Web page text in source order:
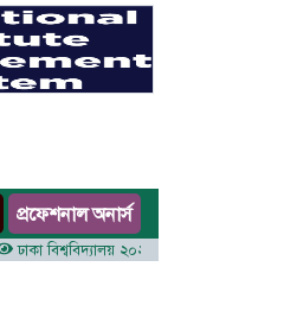
প্রফেশনাল অনার্স
ঢাকা বিশ্ববিদ্যালয় ২০২৫-২৬ শিক্ষাবর্ষে